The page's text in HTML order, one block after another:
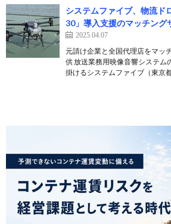
システムファイブ、物流ド
30」導入支援のマッチング
2025.04.07
元請け企業と全国代理店をマッ
供 放送業務用映像音響システム
掛けるシステムファイブ（東京